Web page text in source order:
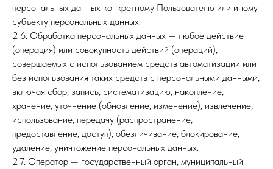
персональных данных конкретному Пользователю или иному
субъекту персональных данных.
2.6. Обработка персональных данных — любое действие
(операция) или совокупность действий (операций),
совершаемых с использованием средств автоматизации или
без использования таких средств с персональными данными,
включая сбор, запись, систематизацию, накопление,
хранение, уточнение (обновление, изменение), извлечение,
использование, передачу (распространение,
предоставление, доступ), обезличивание, блокирование,
удаление, уничтожение персональных данных.
2.7. Оператор — государственный орган, муниципальный